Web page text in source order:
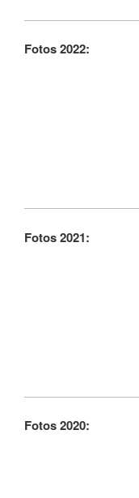
Fotos 2022:
Fotos 2021:
Fotos 2020: